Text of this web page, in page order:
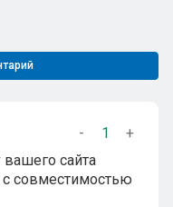
- 1
+
сайта
совместимостью